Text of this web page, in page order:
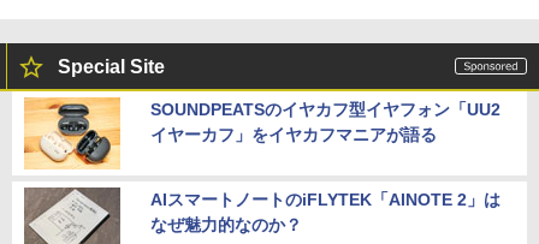
Special Site
SOUNDPEATSのイヤカフ型イヤフォン「UU2
イヤーカフ」をイヤカフマニアが語る
AIスマートノートのiFLYTEK「AINOTE 2」は
なぜ魅力的なのか？